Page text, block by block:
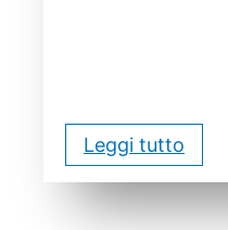
Leggi tutto